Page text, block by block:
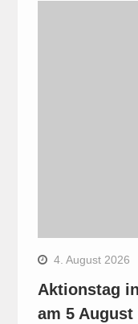
4. August 2026
Aktionstag
am 5 August